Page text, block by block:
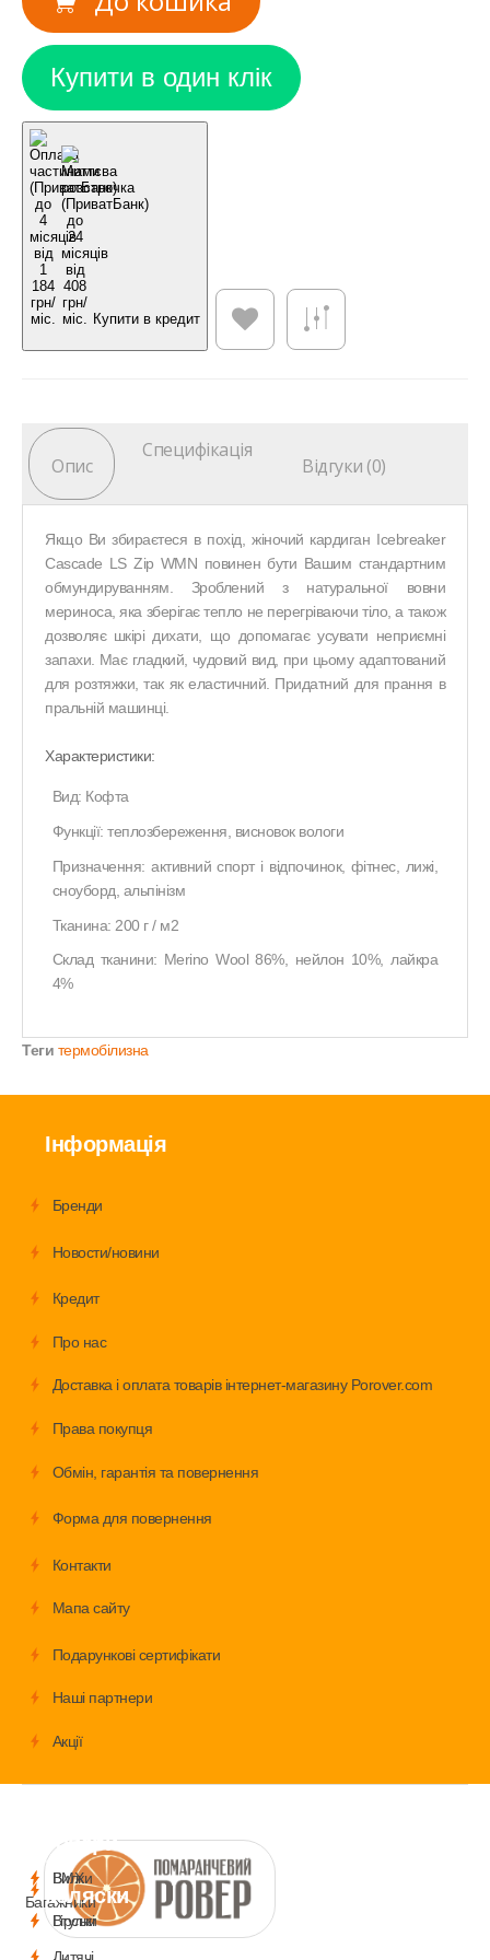
Купити в кредит
Опис
Специфікація
Відгуки (0)
Якщо Ви збираєтеся в похід, жіночий кардиган Icebreaker
Cascade LS Zip WMN повинен бути Вашим стандартним
обмундируванням. Зроблений з натуральної вовни
мериноса, яка зберігає тепло не перегріваючи тіло, а також
дозволяє шкірі дихати, що допомагає усувати неприємні
запахи. Має гладкий, чудовий вид, при цьому адаптований
для розтяжки, так як еластичний. Придатний для прання в
пральній машинці.
Характеристики:
Вид: Кофта
Функції: теплозбереження, висновок вологи
Призначення: активний спорт і відпочинок, фітнес, лижі,
сноуборд, альпінізм
Тканина: 200 г / м2
Склад тканини: Merino Wool 86%, нейлон 10%, лайкра
4%
Теги термобілизна
Інформація
Бренди
Новости/новини
Кредит
Про нас
Доставка і оплата товарів інтернет-магазину Porover.com
Права покупця
Обмiн, гарантія та повернення
Форма для повернення
Контакти
Мапа сайту
Подарункові сертифікати
Наші партнери
Акції
BMX
Гірські
Багажники
Вилки
Втулки
товари
і
коляски
Дитячі